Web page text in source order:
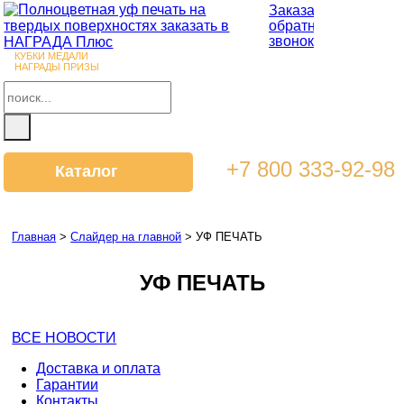
КУБКИ МЕДАЛИ
НАГРАДЫ ПРИЗЫ
Заказать
обратный
звонок
Каталог +7 800 333-92-98
Главная >Слайдер на главной >УФ ПЕЧАТЬ
УФ ПЕЧАТЬ
ВСЕ НОВОСТИ
Доставка и оплата
Гарантии
Контакты